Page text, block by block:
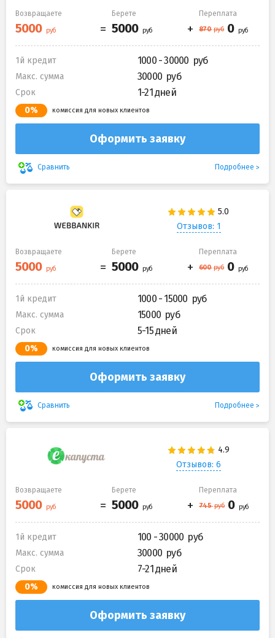
Возвращаете Берете Переплата
1й кредит 1000 - 30000
Макс. сумма 30000
Срок 1-21 дней
0% комиссия для новых клиентов
Оформить заявку
Сравнить Подробнее
Отзывов: 1
Возвращаете Берете Переплата
1й кредит 1000 - 15000
Макс. сумма 15000
Срок 5-15 дней
0% комиссия для новых клиентов
Оформить заявку
Сравнить Подробнее
Отзывов: 6
Возвращаете Берете Переплата
1й кредит 100 - 30000
Макс. сумма 30000
Срок 7-21 дней
0% комиссия для новых клиентов
Оформить заявку